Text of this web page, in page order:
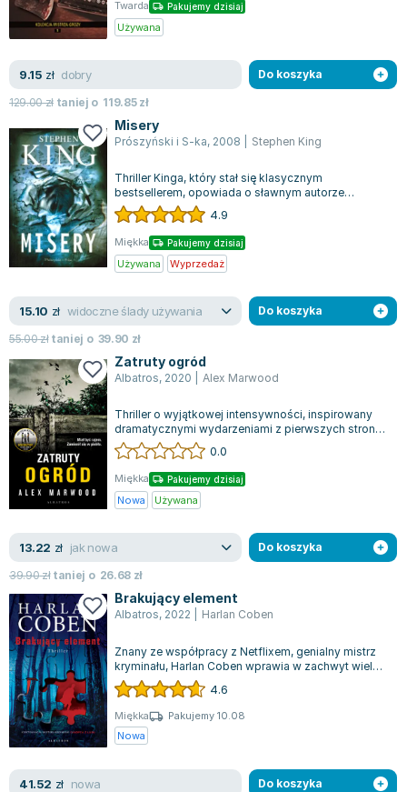
Twarda Pakujemy dzisiaj
Używana
9.15 zł dobry
129.00zł taniej o 119.85zł
Do koszyka
Misery
Prószyński i S-ka, 2008 Stephen King
Thriller Kinga, który stał się klasycznym
bestsellerem, opowiada o sławnym autorze
uwięzionym przez swoją zagorzałą wielbicielkę.M...
4.9
Miękka Pakujemy dzisiaj
Używana Wyprzedaż
15.10 zł widoczne ślady używania
55.00złtaniej o 39.90 zł
Do koszyka
Zatruty ogród
Albatros, 2020 Alex Marwood
Thriller o wyjątkowej intensywności, inspirowany
dramatycznymi wydarzeniami z pierwszych stron
gazet, porywa swoją nieprzewidywaln...
0.0
Miękka Pakujemy dzisiaj
Nowa Używana
13.22 zł jak nowa
39.90złtaniej o 26.68 zł
Do koszyka
Brakujący element
Albatros, 2022 Harlan Coben
Znany ze współpracy z Netflixem, genialny mistrz
kryminału, Harlan Coben wprawia w zachwyt wielu
czytelników swoim najnowszym powa...
4.6
Miękka
Pakujemy 10.08
Nowa
41.52 zł nowa Do koszyka